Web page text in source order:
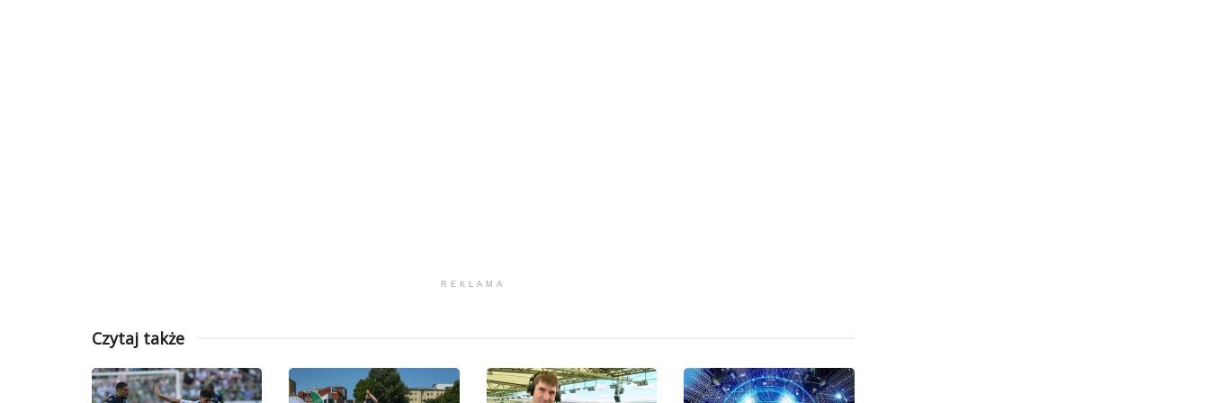
REKLAMA
Czytaj także